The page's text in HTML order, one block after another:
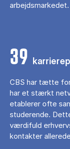
arbejdsmarkedet.
39
CBS har tætte
har et stærkt
etablerer ofte
studerende.
værdifuld
kontakter